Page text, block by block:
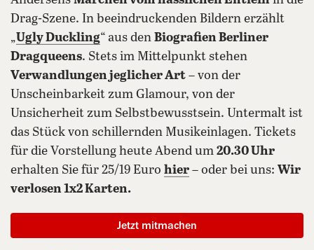
Drag-Szene. In beeindruckenden Bildern erzählt
„Ugly Duckling“ aus den Biografien Berliner
Dragqueens. Stets im Mittelpunkt stehen
Verwandlungen jeglicher Art – von der
Unscheinbarkeit zum Glamour, von der
Unsicherheit zum Selbstbewusstsein. Untermalt ist
das Stück von schillernden Musikeinlagen. Tickets
für die Vorstellung heute Abend um 20.30 Uhr
erhalten Sie für 25/19 Euro hier – oder bei uns: Wir
verlosen 1x2 Karten.
Jetzt mitmachen